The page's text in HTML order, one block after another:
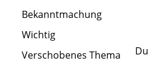
]
Beiträge
[
gesperrt
]
Bekanntmachung
Bekanntmachung
Wichtig
Wichtig
Verschobenes Thema